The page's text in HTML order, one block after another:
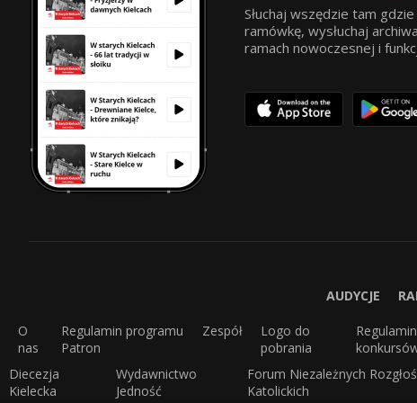
Słuchaj wszędzie tam
ramówkę, wysłuchaj
ramach nowoczesnej i
AUDYCJE
O
nas
Regulamin programu
Patron
Zespół
Logo do
pobrania
Regulamin
Diecezja
Kielecka
Wydawnictwo
Jedność
Forum Niezależnych
Katolickich